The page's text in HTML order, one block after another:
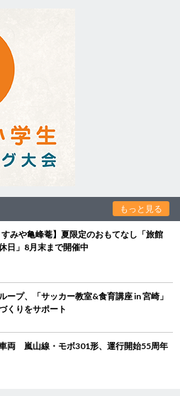
もっと見る
すみや亀峰菴】夏限定のおもてなし「旅館
日」8月末まで開催中
ープ、「サッカー教室&食育講座 in 宮崎」
くりをサポート
両 嵐山線・モボ301形、運行開始55周年